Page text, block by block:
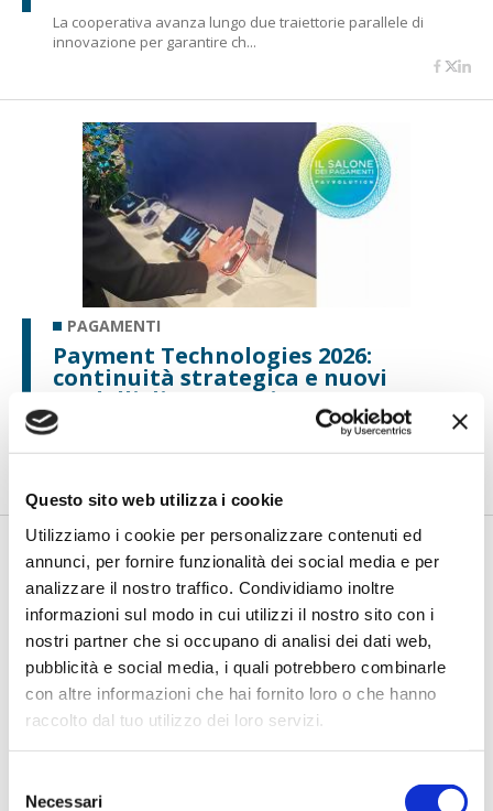
Questo sito web utilizza i cookie
Utilizziamo i cookie per personalizzare contenuti ed
annunci, per fornire funzionalità dei social media e per
analizzare il nostro traffico. Condividiamo inoltre
informazioni sul modo in cui utilizzi il nostro sito con i
nostri partner che si occupano di analisi dei dati web,
pubblicità e social media, i quali potrebbero combinarle
con altre informazioni che hai fornito loro o che hanno
raccolto dal tuo utilizzo dei loro servizi.
delNecessari
La cooperativa avanza lungo due traiettorie parallele di
innovazione per garantire ch...
PAGAMENTI
Payment Technologies 2026:
continuità strategica e nuovi
modelli di accettazione
Un consuntivo del 2025 e le prospettive strategiche secondo
Ingenico: progettazione, ...
servizio del welfare aziendale